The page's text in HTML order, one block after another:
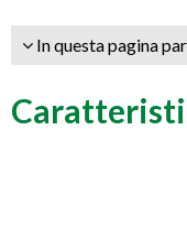
In questa pagina